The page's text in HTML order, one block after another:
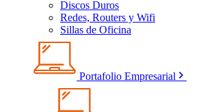
Discos Duros
Redes, Routers y Wifi
Sillas de Oficina
Portafolio Empresarial